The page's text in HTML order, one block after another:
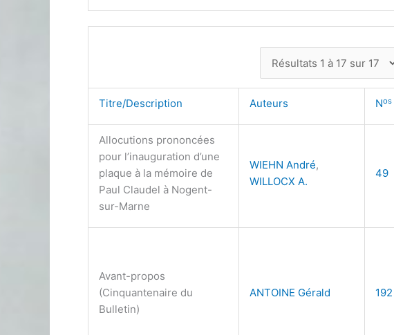
Titre/Description Auteurs Nos
Allocutions prononcées
pour l’inauguration d’une
plaque à la mémoire de
Paul Claudel à Nogent-
sur-Marne
WIEHN André,
WILLOCX A.
49
Avant-propos
(Cinquantenaire du
Bulletin)
ANTOINE Gérald 192